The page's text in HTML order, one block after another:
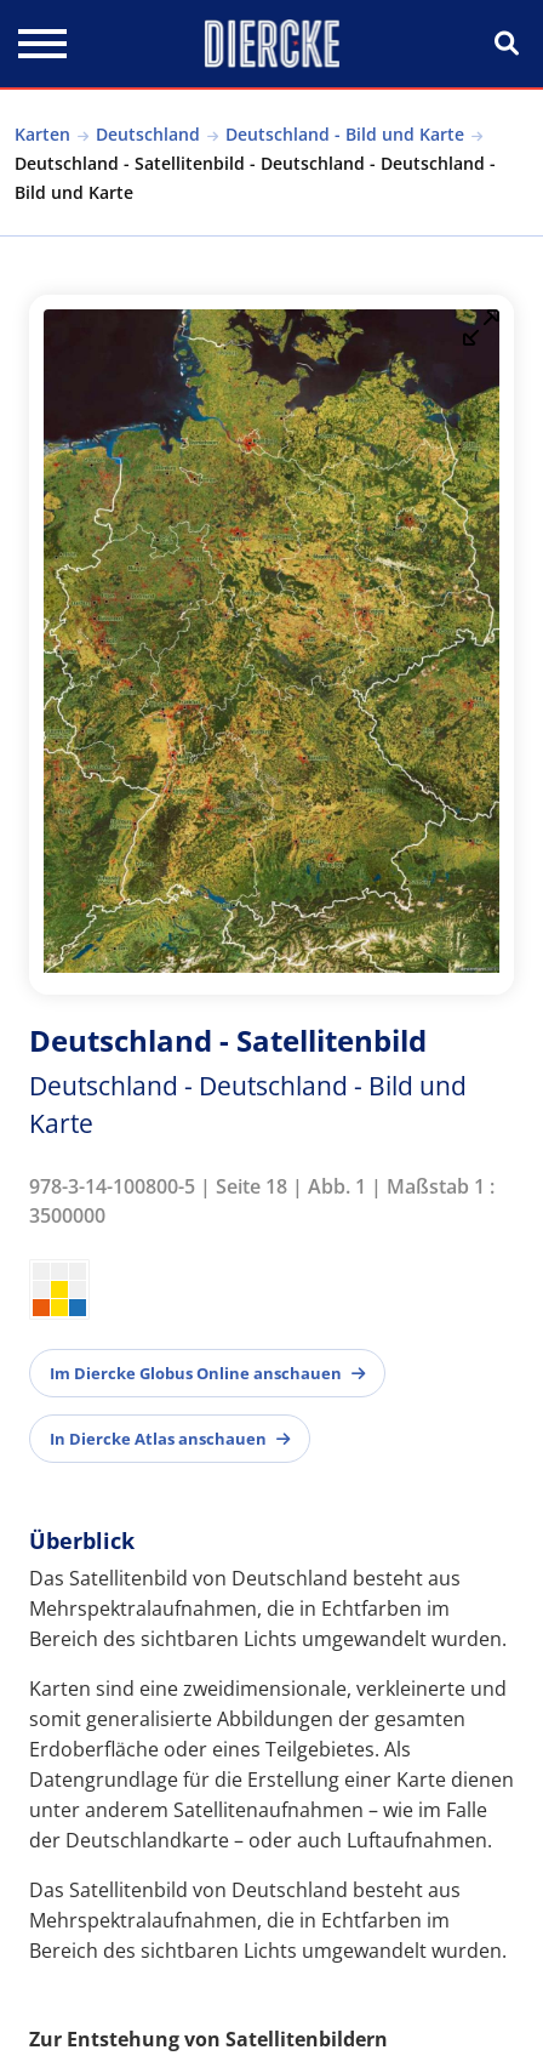
Karten Deutschland
Deutschland - Bild und Karte
Deutschland - Satellitenbild - Deutschland - Deutschland -
Bild und Karte
Deutschland - Satellitenbild
Deutschland - Deutschland - Bild und
Karte
978-3-14-100800-5 | Seite 18 | Abb. 1 | Maßstab 1 :
3500000
Im Diercke Globus Online anschauen
In Diercke Atlas anschauen
Überblick
Das Satellitenbild von Deutschland besteht aus
Mehrspektralaufnahmen, die in Echtfarben im
Bereich des sichtbaren Lichts umgewandelt wurden.
Karten sind eine zweidimensionale, verkleinerte und
somit generalisierte Abbildungen der gesamten
Erdoberfläche oder eines Teilgebietes. Als
Datengrundlage für die Erstellung einer Karte dienen
unter anderem Satellitenaufnahmen – wie im Falle
der Deutschlandkarte – oder auch Luftaufnahmen.
Das Satellitenbild von Deutschland besteht aus
Mehrspektralaufnahmen, die in Echtfarben im
Bereich des sichtbaren Lichts umgewandelt wurden.
Zur Entstehung von Satellitenbildern